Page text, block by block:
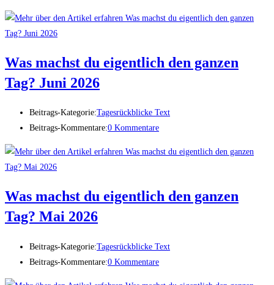
Was machst du eigentlich den ganzen
Tag? Juni 2026
Beitrags-Kategorie:Tagesrückblicke Text
Beitrags-Kommentare:0 Kommentare
Was machst du eigentlich den ganzen
Tag? Mai 2026
Beitrags-Kategorie:Tagesrückblicke Text
Beitrags-Kommentare:0 Kommentare